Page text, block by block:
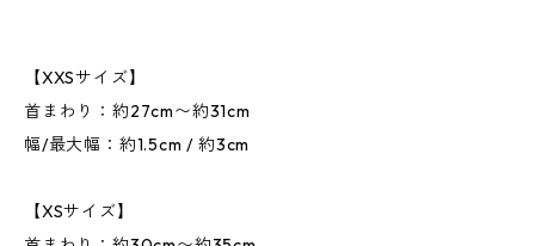
【XXSサイズ】
首まわり：約27cm〜約31cm
幅/最大幅：約1.5cm / 約3cm
【XSサイズ】